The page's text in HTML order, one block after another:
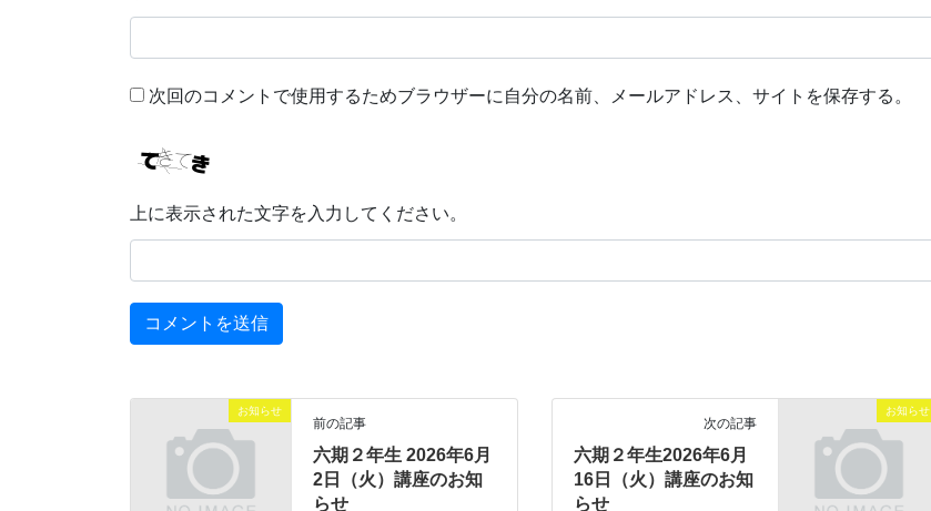
次回のコメントで使用するためブラウザーに自分の名前、メールアドレス、サイトを保存する。
上に表示された文字を入力してください。
お知らせ
前の記事
六期２年生 2026年6月
2日（火）講座のお知
らせ
お知らせ
次の記事
六期２年生2026年6月
16日（火）講座のお知
らせ